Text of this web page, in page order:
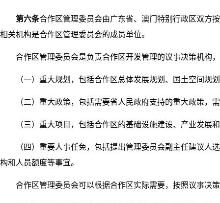
第六条合作区管理委员会由广东省、澳门特别行政区双方
相关机构是合作区管理委员会的成员单位。
合作区管理委员会是负责合作区开发管理的议事决策机构，
（一）重大规划，包括合作区总体发展规划、国土空间规
（二）重大政策，包括需要省人民政府支持的重大政策，需
（三）重大项目，包括合作区的基础设施建设、产业发展和
（四）重要人事任免，包括提出管理委员会副主任建议人选
构和人员额度等事宜。
合作区管理委员会可以根据合作区实际需要，按照议事决